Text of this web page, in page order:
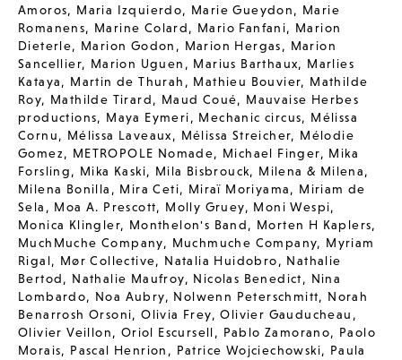
Amoros, Maria Izquierdo, Marie Gueydon, Marie
Romanens, Marine Colard, Mario Fanfani, Marion
Dieterle, Marion Godon , Marion Hergas, Marion
Sancellier, Marion Uguen , Marius Barthaux, Marlies
Kataya, Martin de Thurah , Mathieu Bouvier, Mathilde
Roy, Mathilde Tirard, Maud Coué, Mauvaise Herbes
productions, Maya Eymeri, Mechanic circus, Mélissa
Cornu, Mélissa Laveaux, Mélissa Streicher, Mélodie
Gomez, METROPOLE Nomade, Michael Finger, Mika
Forsling, Mika Kaski, Mila Bisbrouck, Milena & Milena,
Milena Bonilla , Mira Ceti, Miraï Moriyama, Miriam de
Sela , Moa A. Prescott, Molly Gruey, Moni Wespi,
Monica Klingler, Monthelon's Band, Morten H Kaplers,
MuchMuche Company, Muchmuche Company, Myriam
Rigal, Mør Collective,Natalia Huidobro,Nathalie
Bertod,Nathalie Maufroy,Nicolas Benedict, Nina
Lombardo,Noa Aubry,Nolwenn Peterschmitt,Norah
Benarrosh Orsoni,Olivia Frey,Olivier Gauducheau ,
Olivier Veillon, Oriol Escursell, Pablo Zamorano, Paolo
Morais, Pascal Henrion , Patrice Wojciechowski, Paula